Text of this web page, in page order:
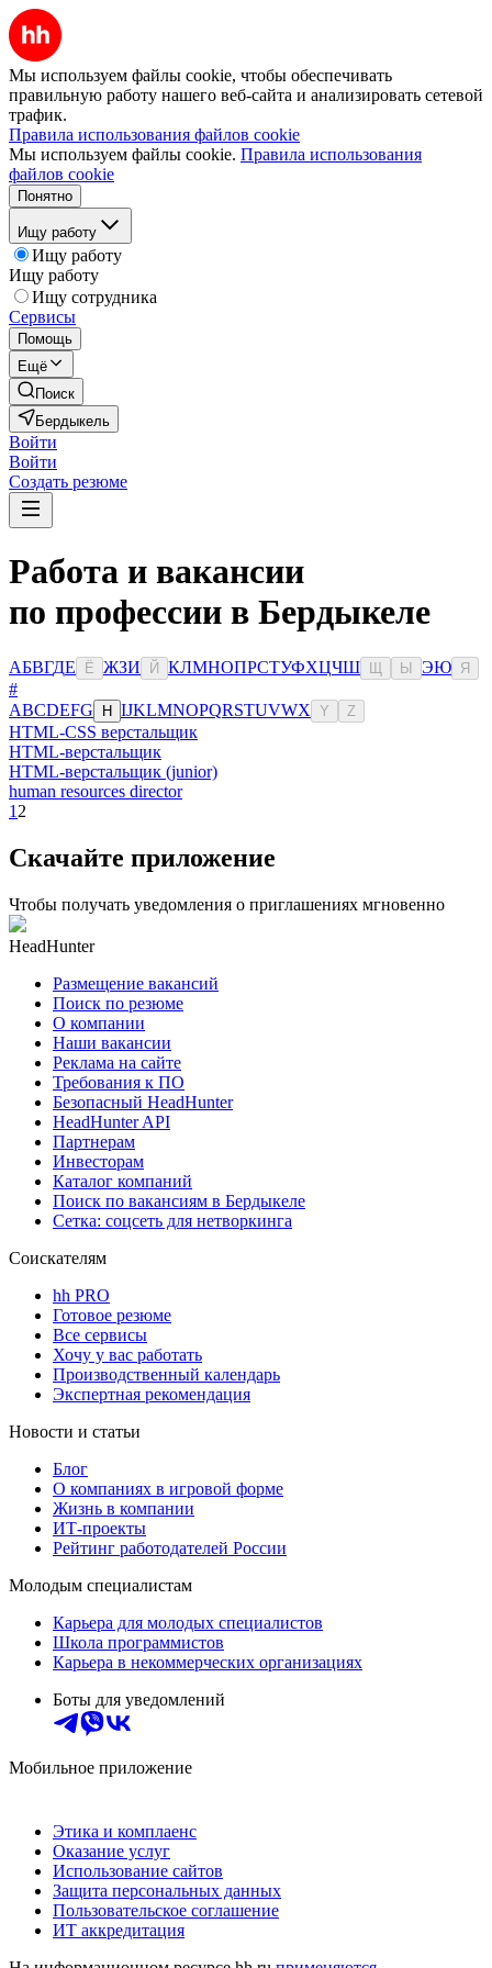
Мы используем файлы cookie, чтобы обеспечивать
правильную работу нашего веб-сайта и анализировать сетевой
трафик.
Правила использования файлов cookie
Мы используем файлы cookie. Правила использования
файлов cookie
Понятно
Ищу работу
Ищу работу
Ищу работу
Ищу сотрудника
Сервисы
Помощь
Ещё
Поиск
Бердыкель
Войти
Войти
Создать резюме
Работа и вакансии
по профессии в Бердыкеле
АБВГДЕ Ё ЖЗИ Й КЛМНОПРСТУФХЦЧШ Ы ЭЮ Я
#
ABCDEFG H IJKLMNOPQRSTUVWX Y Z
HTML-CSS верстальщик
HTML-верстальщик
HTML-верстальщик (junior)
human resources director
1 2
Скачайте приложение
Чтобы получать уведомления о приглашениях мгновенно
HeadHunter
Размещение вакансий
Поиск по резюме
О компании
Наши вакансии
Реклама на сайте
Требования к ПО
Безопасный HeadHunter
HeadHunter API
Партнерам
Инвесторам
Каталог компаний
Поиск по вакансиям в Бердыкеле
Сетка: соцсеть для нетворкинга
Соискателям
hh PRO
Готовое резюме
Все сервисы
Хочу у вас работать
Производственный календарь
Экспертная рекомендация
Новости и статьи
Блог
О компаниях в игровой форме
Жизнь в компании
ИТ-проекты
Рейтинг работодателей России
Молодым специалистам
Карьера для молодых специалистов
Школа программистов
Карьера в некоммерческих организациях
Боты для уведомлений
Мобильное приложение
Этика и комплаенс
Оказание услуг
Использование сайтов
Защита персональных данных
Пользовательское соглашение
ИТ аккредитация